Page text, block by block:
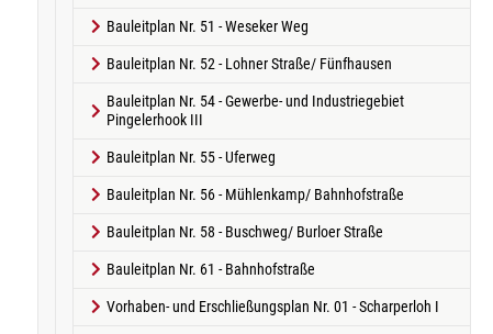
Bauleitplan Nr. 51 - Weseker Weg
Bauleitplan Nr. 52 - Lohner Straße/ Fünfhausen
Bauleitplan Nr. 54 - Gewerbe- und Industriegebiet
Pingelerhook III
Bauleitplan Nr. 55 - Uferweg
Bauleitplan Nr. 56 - Mühlenkamp/ Bahnhofstraße
Bauleitplan Nr. 58 - Buschweg/ Burloer Straße
Bauleitplan Nr. 61 - Bahnhofstraße
Vorhaben- und Erschließungsplan Nr. 01 - Scharperloh I